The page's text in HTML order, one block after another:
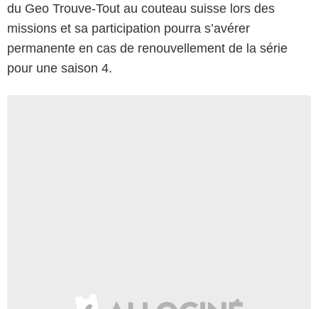
du Geo Trouve-Tout au couteau suisse lors des
missions et sa participation pourra s’avérer
permanente en cas de renouvellement de la série
pour une saison 4.